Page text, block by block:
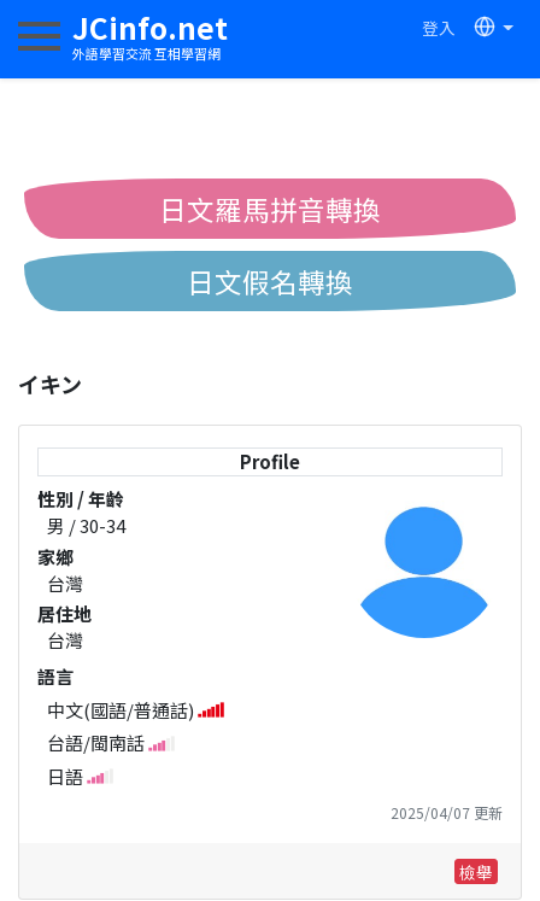
JCinfo.net
外語學習交流 互相學習網
登入
切換導航
日文羅馬拼音轉換
日文假名轉換
中日漢字互換
イキン
Profile
性別 / 年齡
男 / 30-34
家鄉
台灣
居住地
台灣
語言
中文(國語/普通話)
台語/閩南話
日語
2025/04/07 更新
檢舉